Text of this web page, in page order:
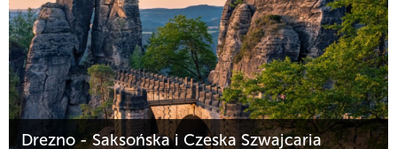
Drezno - Saksońska i Czeska Szwajcaria